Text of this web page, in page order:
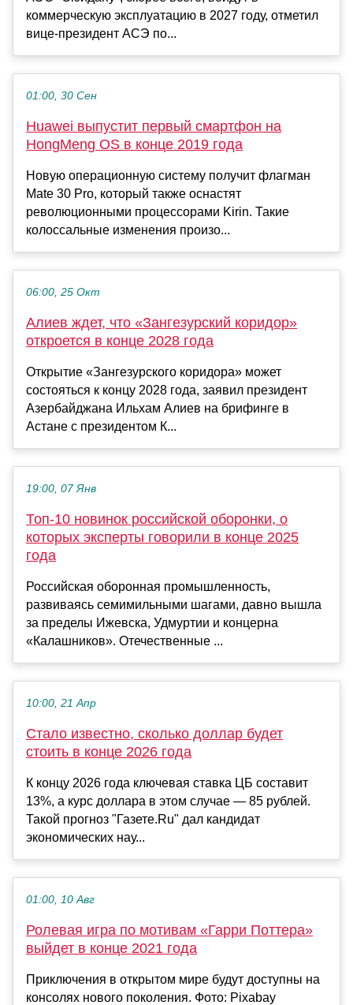
коммерческую эксплуатацию в 2027 году, отметил
вице-президент АСЭ по...
01:00, 30 Сен
Huawei выпустит первый смартфон на
HongMeng OS в конце 2019 года
Новую операционную систему получит флагман
Mate 30 Pro, который также оснастят
революционными процессорами Kirin. Такие
колоссальные изменения произо...
06:00, 25 Окт
Алиев ждет, что «Зангезурский коридор»
откроется в конце 2028 года
Открытие «Зангезурского коридора» может
состояться к концу 2028 года, заявил президент
Азербайджана Ильхам Алиев на брифинге в
Астане с президентом К...
19:00, 07 Янв
Топ-10 новинок российской оборонки, о
которых эксперты говорили в конце 2025
года
Российская оборонная промышленность,
развиваясь семимильными шагами, давно вышла
за пределы Ижевска, Удмуртии и концерна
«Калашников». Отечественные ...
10:00, 21 Апр
Стало известно, сколько доллар будет
стоить в конце 2026 года
К концу 2026 года ключевая ставка ЦБ составит
13%, а курс доллара в этом случае — 85 рублей.
Такой прогноз "Газете.Ru" дал кандидат
экономических нау...
01:00, 10 Авг
Ролевая игра по мотивам «Гарри Поттера»
выйдет в конце 2021 года
Приключения в открытом мире будут доступны на
консолях нового поколения. Фото: Pixabay